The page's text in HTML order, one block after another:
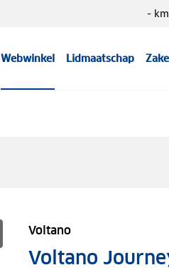
Webwinkel Lidmaatschap
-
Voltano
Voltano